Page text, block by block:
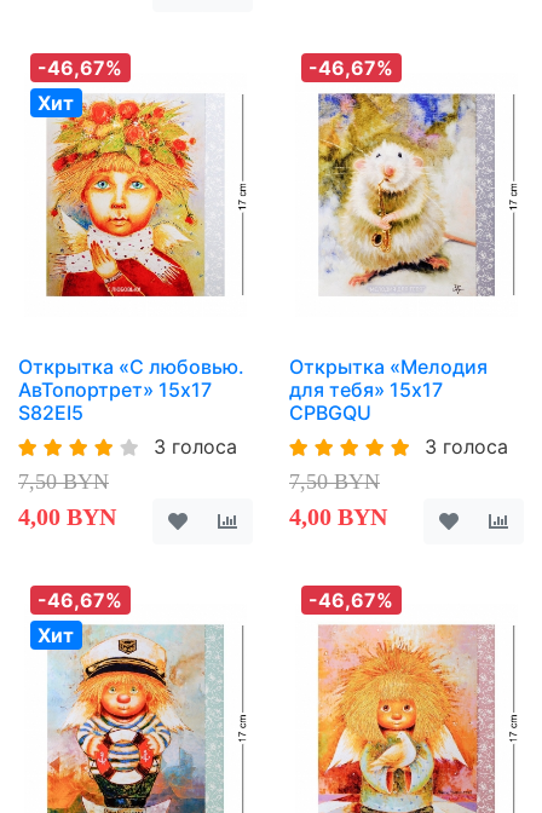
-46,67%
Хит
Открытка «С любовью.
АвТопортрет» 15х17
S82EI5
3 голоса
7,50 BYN
4,00 BYN
-46,67%
Открытка «Мелодия
для тебя» 15х17
CPBGQU
3 голоса
7,50 BYN
4,00 BYN
-46,67%
Хит
-46,67%